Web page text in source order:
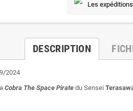
Les
DESCRIPTION
2024
Cobra The Space Pirate du Sensei